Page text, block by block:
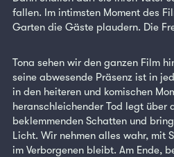
fallen. Im intimsten Moment des
Garten die Gäste plaudern. Die
Tona sehen wir den ganzen Film
seine abwesende Präsenz ist in
in den heiteren und komischen
heranschleichender Tod legt über
beklemmenden Schatten und
Licht. Wir nehmen alles wahr, mit
im Verborgenen bleibt. Am Ende,